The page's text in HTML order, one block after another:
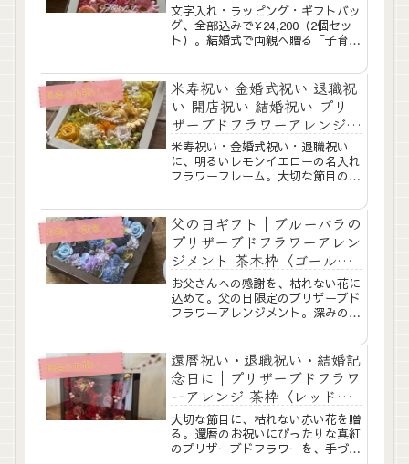
文字入れ・ラッピング・ギフトバッ
グ、全部込みで¥24,200（2個セッ
ト）。結婚式で両親へ贈る「子育て
クリルプレートへの文字入れ、リボ
ンラッピング、ギフトバッグまです
べて込み。当日そのままお渡しいた
だけます。...
長寿のお祝い（還暦・古希・喜寿・米寿）
米寿祝い 金婚式祝い 退職祝
い 開店祝い 結婚祝い プリ
ザーブドフラワーアレンジ
白枠〈レモンイエロー〉白文
字入れ
米寿祝い・金婚式祝い・退職祝い
に、明るいレモンイエローの名入れ
フラワーフレーム。大切な節目のお
ワーを使ったウッドフレームアレン
ジです。白枠の中にレモンイエロー
やオレンジ、やわらかなホワイト系
のお花をたっぷり詰...
お祝い・記念日に贈る
父の日ギフト｜ブルーバラの
プリザーブドフラワーアレン
ジメント 茶木枠〈ゴールド
文字入れ〉
お父さんへの感謝を、枯れない花に
込めて。父の日限定のプリザーブド
フラワーアレンジメント。深みのあ
くりの茶木枠にたっぷりアレンジし
ました。アクリルプレートにはゴー
ルドの文字で「Thank you」が入
り、特別感...
長 寿のお祝い（還暦・古希・喜寿・米寿）
還暦祝い・退職祝い・結婚記
念日に｜プリザーブドフラワ
ーアレンジ 茶枠〈レッド〉
文字入れ
大切な節目に、枯れない赤い花を贈
る。還暦のお祝いにぴったりな真紅
のプリザーブドフラワーを、手づく